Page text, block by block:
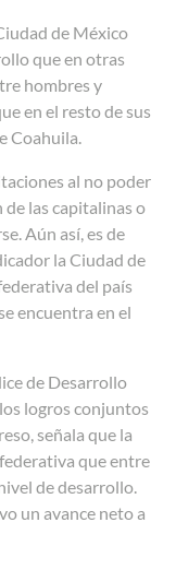
de México
que en otras
hombres y
en el resto de sus
Coahuila.
al no poder
las capitalinas o
Aún así, es de
la Ciudad de
del país
encuentra en el
de Desarrollo
logros conjuntos
señala que la
que entre
de desarrollo.
un avance neto a